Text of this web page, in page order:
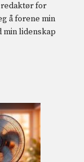
redaktør for
å forene min
lidenskap